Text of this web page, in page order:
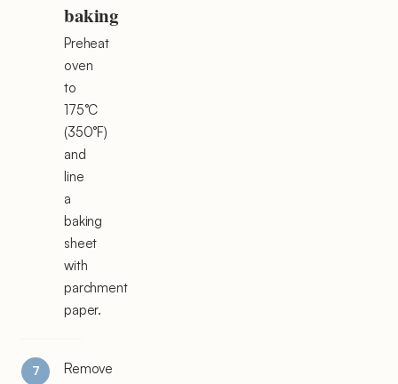
baking
Preheat
oven
to
175°C
(350°F)
and
line
a
baking
sheet
with
parchment
paper.
Remove